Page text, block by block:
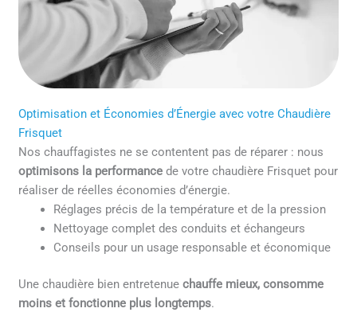
Optimisation et Économies d’Énergie avec votre Chaudière
Frisquet
Nos chauffagistes ne se contentent pas de réparer : nous
optimisons la performance de votre chaudière Frisquet pour
réaliser de réelles économies d’énergie.
Réglages précis de la température et de la pression
Nettoyage complet des conduits et échangeurs
Conseils pour un usage responsable et économique
Une chaudière bien entretenuechauffe mieux, consomme
moins et fonctionne plus longtemps.